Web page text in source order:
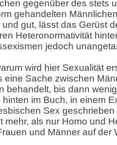
gegenüber des stets
gehandelten
gut, lässt das Gerüst
Heteronormativität
jedoch
wird hier Sexualität
eine Sache zwischen
behandelt, bis dann
hinten im Buch, in einem
Sex geschrieben
mehr, als nur Homo und
und Männer auf der